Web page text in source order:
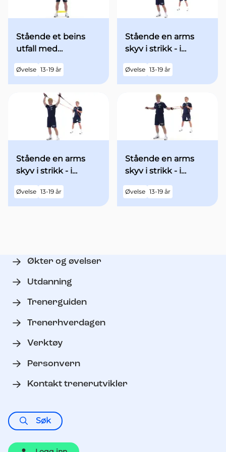
Stående et beins
utfall med
utgangsstilling
Øvelse 13-19 år
Stående en arms
skyv i strikk - i
begge armene over
hodet - med økt fart
Øvelse 13-19 år
Stående en arms
skyv i strikk - i
utgangsstilling med
begge armene over
hodet
Øvelse 13-19 år
Stående en arms
skyv i strikk - i
utgangsstilling med
begge armene
"90grader" ut til
Øvelse 13-19 år
Økter og øvelser
Utdanning
Trenerguiden
Trenerhverdagen
Verktøy
Personvern
Kontakt trenerutvikler
Søk